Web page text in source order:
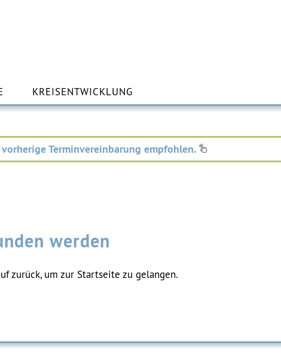
KREISENTWICKLUNG
Terminvereinbarung empfohlen.
werden
zurück, um zur Startseite zu gelangen.